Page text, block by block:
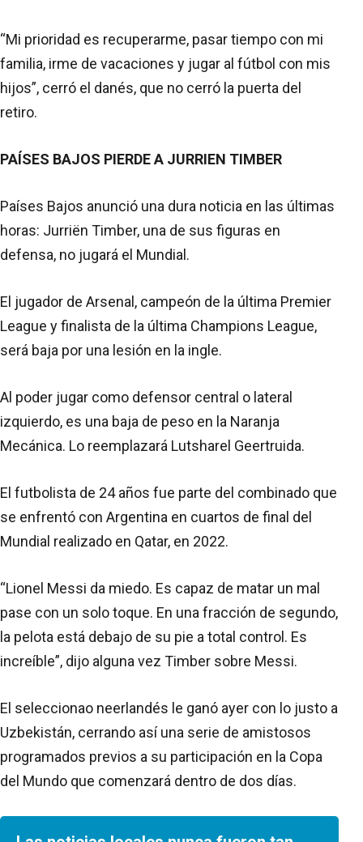
“Mi prioridad es recuperarme, pasar tiempo con mi
familia, irme de vacaciones y jugar al fútbol con mis
hijos”, cerró el danés, que no cerró la puerta del
retiro.
PAÍSES BAJOS PIERDE A JURRIEN TIMBER
Países Bajos anunció una dura noticia en las últimas
horas: Jurriën Timber, una de sus figuras en
defensa, no jugará el Mundial.
El jugador de Arsenal, campeón de la última Premier
League y finalista de la última Champions League,
será baja por una lesión en la ingle.
Al poder jugar como defensor central o lateral
izquierdo, es una baja de peso en la Naranja
Mecánica. Lo reemplazará Lutsharel Geertruida.
El futbolista de 24 años fue parte del combinado que
se enfrentó con Argentina en cuartos de final del
Mundial realizado en Qatar, en 2022.
“Lionel Messi da miedo. Es capaz de matar un mal
pase con un solo toque. En una fracción de segundo,
la pelota está debajo de su pie a total control. Es
increíble”, dijo alguna vez Timber sobre Messi.
El seleccionao neerlandés le ganó ayer con lo justo a
Uzbekistán, cerrando así una serie de amistosos
programados previos a su participación en la Copa
del Mundo que comenzará dentro de dos días.